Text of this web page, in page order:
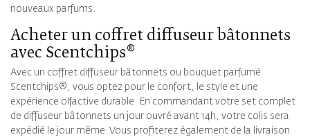
nouveaux parfums.
Acheter un coffret diffuseur bâtonnets
avec Scentchips®
Avec un coffret diffuseur bâtonnets ou bouquet parfumé
Scentchips®, vous optez pour le confort, le style et une
expérience olfactive durable. En commandant votre set complet
de diffuseur bâtonnets un jour ouvré avant 14h, votre colis sera
expédié le jour même. Vous profiterez également de la livraison